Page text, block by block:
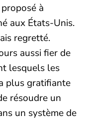
à
aux États-Unis.
regretté.
aussi fier de
lesquels les
plus gratifiante
résoudre un
un système de